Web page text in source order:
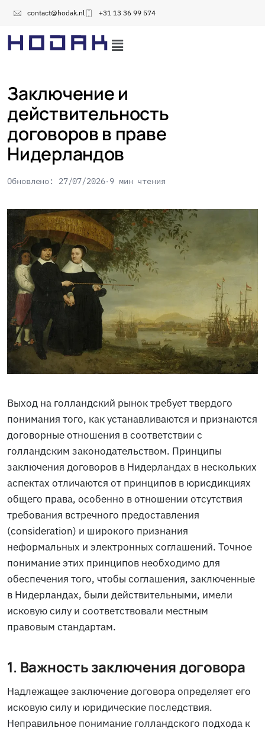
contact@hodak.nl +31 13 36 99 574
Заключение и
действительность
договоров в праве
Нидерландов
Обновлено: 27/07/2026 9 мин чтения
Выход на голландский рынок требует твердого
понимания того, как устанавливаются и признаются
договорные отношения в соответствии с
голландским законодательством. Принципы
заключения договоров в Нидерландах в нескольких
аспектах отличаются от принципов в юрисдикциях
общего права, особенно в отношении отсутствия
требования встречного предоставления
(consideration) и широкого признания
неформальных и электронных соглашений. Точное
понимание этих принципов необходимо для
обеспечения того, чтобы соглашения, заключенные
в Нидерландах, были действительными, имели
исковую силу и соответствовали местным
правовым стандартам.
1. Важность заключения договора
Надлежащее заключение договора определяет его
исковую силу и юридические последствия.
Неправильное понимание голландского подхода к